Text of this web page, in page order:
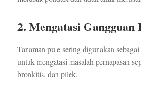
2. Mengatasi Gangguan
Tanaman pule sering digunakan
untuk mengatasi masalah pernapasan
bronkitis, dan pilek.